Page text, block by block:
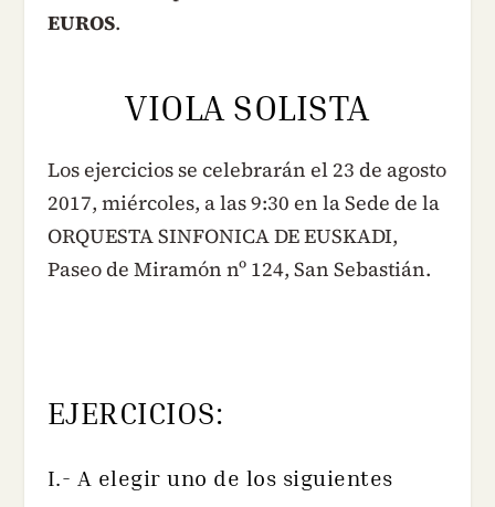
EUROS.
VIOLA SOLISTA
Los ejercicios se celebrarán el 23 de agosto
2017, miércoles, a las 9:30 en la Sede de la
ORQUESTA SINFONICA DE EUSKADI,
Paseo de Miramón nº 124, San Sebastián.
EJERCICIOS:
I.- A elegir uno de los siguientes